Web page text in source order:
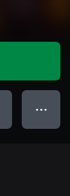
● ● ●